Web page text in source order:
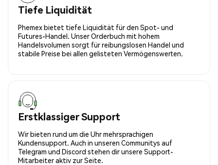
Tiefe Liquidität
Phemex bietet tiefe Liquidität für den Spot- und
Futures-Handel. Unser Orderbuch mit hohem
Handelsvolumen sorgt für reibungslosen Handel und
stabile Preise bei allen gelisteten Vermögenswerten.
Erstklassiger Support
Wir bieten rund um die Uhr mehrsprachigen
Kundensupport. Auch in unseren Communitys auf
Telegram und Discord stehen dir unsere Support-
Mitarbeiter aktiv zur Seite.